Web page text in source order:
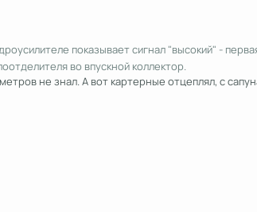
показывает сигнал "высокий" -
во впускной коллектор.
не знал. А вот картерные отцеплял, с